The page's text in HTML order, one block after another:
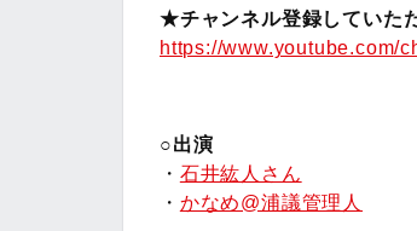
★チャンネル登録していた
https://www.youtube.com/
○出演
・ 石井紘人さん
・ かなめ@浦議管理人